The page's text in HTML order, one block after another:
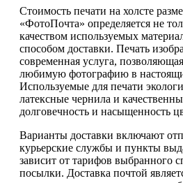
Стоимость печати на холсте
«ФотоПочта» определяется не
качеством используемых
способом доставки. Печать
современная услуга,
любимую фотографию в
Используемые для печати
латексные чернила и
долговечность и насыщенность
Варианты доставки включают
курьерские службы и пункты
зависит от тарифов выбранного
посылки. Доставка почтой